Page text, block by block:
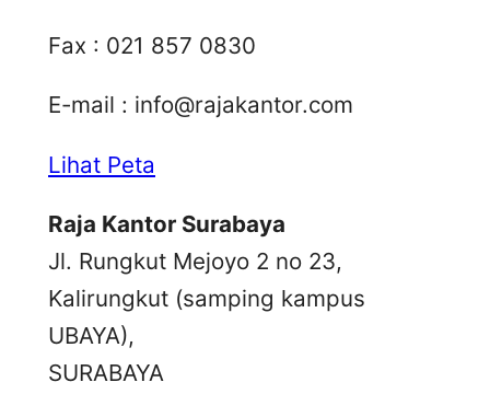
Fax : 021 857 0830
E-mail : info@rajakantor.com
Lihat Peta
Raja Kantor Surabaya
Jl. Rungkut Mejoyo 2 no 23,
Kalirungkut (samping kampus
UBAYA),
SURABAYA